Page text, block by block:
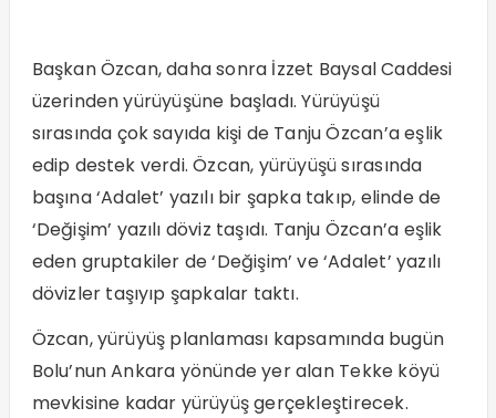
Başkan Özcan, daha sonra İzzet Baysal Caddesi
üzerinden yürüyüşüne başladı. Yürüyüşü
sırasında çok sayıda kişi de Tanju Özcan’a eşlik
edip destek verdi. Özcan, yürüyüşü sırasında
başına ‘Adalet’ yazılı bir şapka takıp, elinde de
‘Değişim’ yazılı döviz taşıdı. Tanju Özcan’a eşlik
eden gruptakiler de ‘Değişim’ ve ‘Adalet’ yazılı
dövizler taşıyıp şapkalar taktı.
Özcan, yürüyüş planlaması kapsamında bugün
Bolu’nun Ankara yönünde yer alan Tekke köyü
mevkisine kadar yürüyüş gerçekleştirecek.